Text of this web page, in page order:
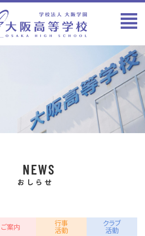
NEWS
おしらせ
ご案内 行事
活動
クラブ
活動